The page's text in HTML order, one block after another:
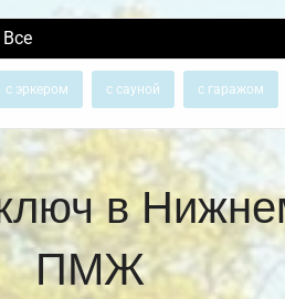
Все
с эркером с сауной с гаражом
в
ПМЖ